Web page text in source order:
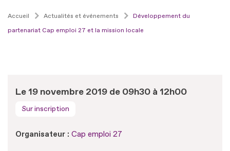
Accueil Actualités et événements
Développement du
partenariat Cap emploi 27 et la mission locale
Le 19 novembre 2019 de 09h30 à 12h00
Sur inscription
Organisateur : Cap emploi 27